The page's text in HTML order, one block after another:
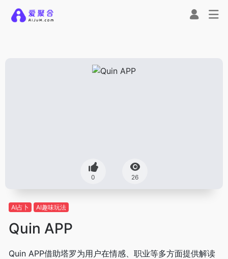
0 26
AI占卜 AI趣味玩法
Quin APP
Quin APP借助塔罗为用户在情感、职业等多方面提供解读